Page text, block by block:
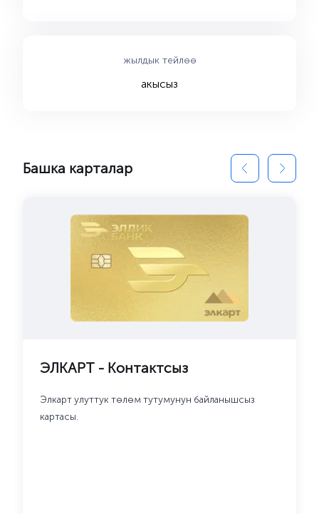
жылдык тейлөө
акысыз
Башка карталар
ЭЛКАРТ - Контактсыз
Элкарт улуттук төлөм тутумунун байланышсыз
картасы.